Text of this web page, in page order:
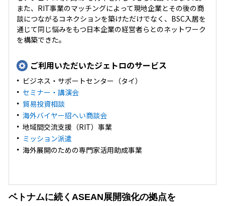
また、RIT事業のマッチングによって現地企業とその後の商
談につながるコネクションを築けただけでなく、BSC入居を
通じて同じ悩みをもつ日本企業の経営者らとのネットワーク
を構築できた。
ご利用いただいたジェトロのサービス
ビジネス・サポートセンター（タイ）
セミナー・講演会
貿易投資相談
海外バイヤー招へい商談会
地域間交流支援（RIT）事業
ミッション派遣
海外展開のための専門家活用助成事業
ベトナムに続くASEAN展開強化の拠点を